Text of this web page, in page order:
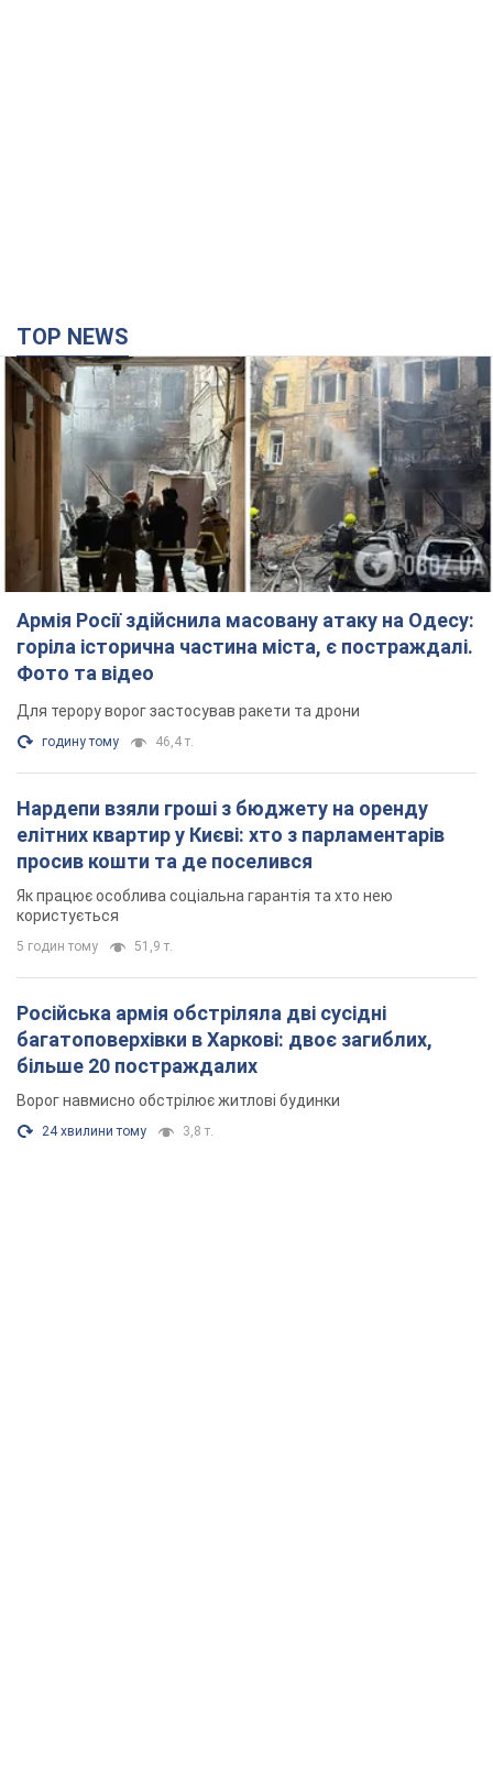
TOP NEWS
Армія Росії здійснила масовану атаку на Одесу:
горіла історична частина міста, є постраждалі.
Фото та відео
Для терору ворог застосував ракети та дрони
годину тому 46,4 т.
Нардепи взяли гроші з бюджету на оренду
елітних квартир у Києві: хто з парламентарів
просив кошти та де поселився
Як працює особлива соціальна гарантія та хто нею
користується
5 годин тому 51,9 т.
Російська армія обстріляла дві сусідні
багатоповерхівки в Харкові: двоє загиблих,
більше 20 постраждалих
Ворог навмисно обстрілює житлові будинки
24 хвилини тому 3,8 т.